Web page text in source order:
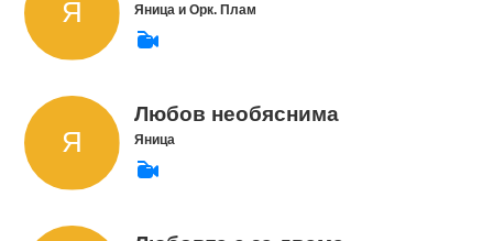
Яница и Орк. Плам
Любов необяснима
Яница